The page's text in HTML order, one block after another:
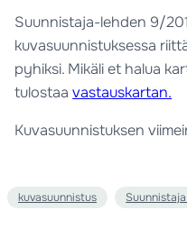
Suunnistaja-lehden 9/
kuvasuunnistuksessa
pyhiksi. Mikäli et halua
tulostaavastauskartan.
Kuvasuunnistuksen
kuvasuunnistus